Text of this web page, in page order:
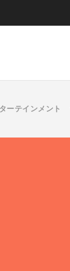
ーテインメント